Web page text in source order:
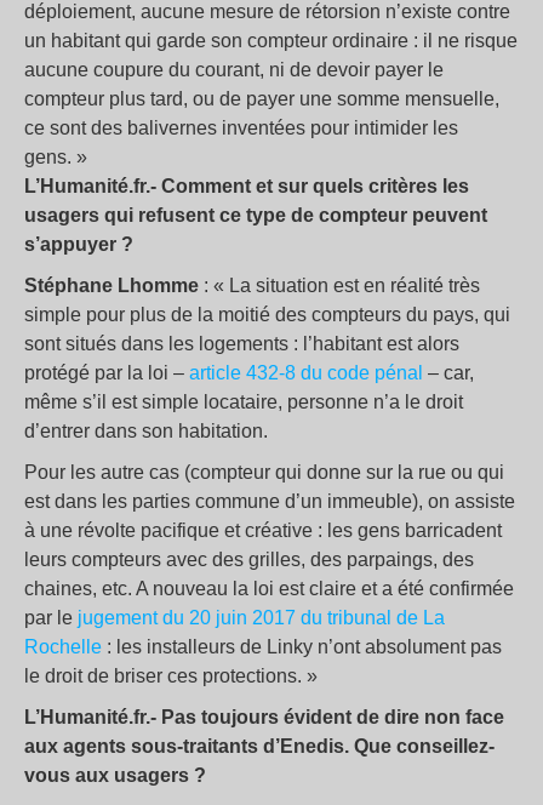
déploiement, aucune mesure de rétorsion n’existe contre
un habitant qui garde son compteur ordinaire : il ne risque
aucune coupure du courant, ni de devoir payer le
compteur plus tard, ou de payer une somme mensuelle,
ce sont des balivernes inventées pour intimider les
gens. »
L’Humanité.fr.- Comment et sur quels critères les
usagers qui refusent ce type de compteur peuvent
s’appuyer ?
Stéphane Lhomme : « La situation est en réalité très
simple pour plus de la moitié des compteurs du pays, qui
sont situés dans les logements : l’habitant est alors
protégé par la loi – article 432-8 du code pénal – car,
même s’il est simple locataire, personne n’a le droit
d’entrer dans son habitation.
Pour les autre cas (compteur qui donne sur la rue ou qui
est dans les parties commune d’un immeuble), on assiste
à une révolte pacifique et créative : les gens barricadent
leurs compteurs avec des grilles, des parpaings, des
chaines, etc. A nouveau la loi est claire et a été confirmée
par le jugement du 20 juin 2017 du tribunal de La
Rochelle : les installeurs de Linky n’ont absolument pas
le droit de briser ces protections. »
L’Humanité.fr.- Pas toujours évident de dire non face
aux agents sous-traitants d’Enedis. Que conseillez-
vous aux usagers ?